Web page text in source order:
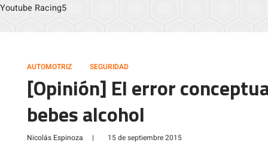
Youtube Racing5
AUTOMOTRIZ SEGURIDAD
[Opinión] El error
bebes alcohol
Nicolás Espinoza | 15 de septiembre 2015